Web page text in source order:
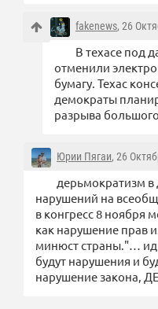
fakenews, 26
В техасе под
отменили
бумагу. Техас
демократы
разрыва
Юрии Пягаи, 26
дерьмократизм в
нарушений на
в конгресс 8 ноября
как нарушение прав
минюст страны."…
будут нарушения и
нарушение закона,